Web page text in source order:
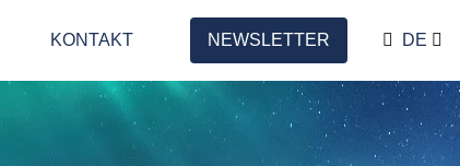
KONTAKT NEWSLETTER DE